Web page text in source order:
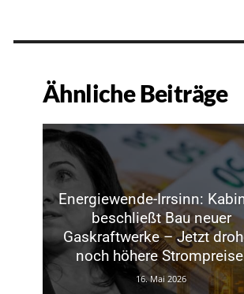
Ähnliche Beiträge
Energiewende-Irrsinn:
beschließt Bau neuer
Gaskraftwerke – Jetzt
noch höhere
16. Mai 2026